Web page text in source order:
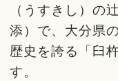
（うすきし）の
添）で、大分県
歴史を誇る「臼
す。